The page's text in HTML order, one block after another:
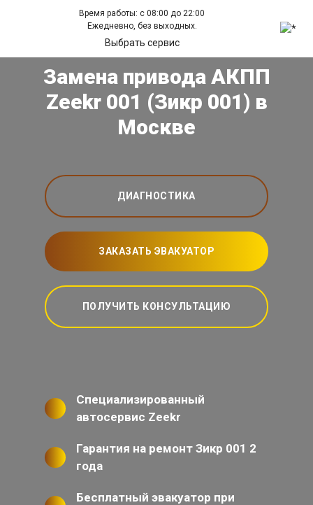
Время работы: с 08:00 до 22:00
Ежедневно, без выходных.
Выбрать сервис
Замена привода АКПП
Zeekr 001 (Зикр 001) в
Москве
ДИАГНОСТИКА
ЗАКАЗАТЬ ЭВАКУАТОР
ПОЛУЧИТЬ КОНСУЛЬТАЦИЮ
Специализированный
автосервис Zeekr
Гарантия на ремонт Зикр 001 2
года
Бесплатный эвакуатор при